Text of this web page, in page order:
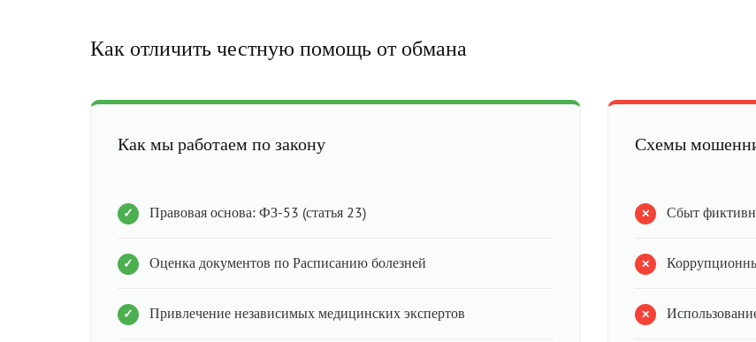
Как отличить честную помощь от обмана
Как мы работаем по закону
Правовая основа: ФЗ-53 (статья 23)
Оценка документов по Расписанию болезней
Привлечение независимых медицинских экспертов
Схемы
Сбыт